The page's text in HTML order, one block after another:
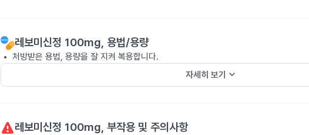
레보미신정 100mg, 용법/용량
처방받은 용법, 용량을 잘 지켜 복용합니다.
자세히 보기 keyboard_arrow_down
레보미신정 100mg, 부작용 및 주의사항